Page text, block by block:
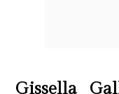
Gissella